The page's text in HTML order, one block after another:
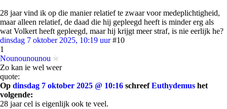
28 jaar vind ik op die manier relatief te zwaar voor medeplichtigheid,
maar alleen relatief, de daad die hij gepleegd heeft is minder erg als
wat Volkert heeft gepleegd, maar hij krijgt meer straf, is nie eerlijk he?
dinsdag 7 oktober 2025, 10:19 uur #10
1
Nounounounou
Zo kan ie wel weer
quote:
Op dinsdag 7 oktober 2025 @ 10:16 schreefEuthydemus het
volgende:
28 jaar cel is eigenlijk ook te veel.